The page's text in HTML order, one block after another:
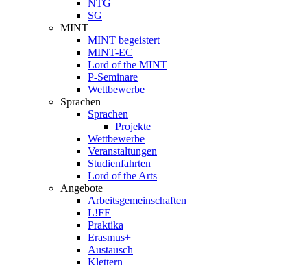
NTG
SG
MINT
MINT begeistert
MINT-EC
Lord of the MINT
P-Seminare
Wettbewerbe
Sprachen
Sprachen
Projekte
Wettbewerbe
Veranstaltungen
Studienfahrten
Lord of the Arts
Angebote
Arbeitsgemeinschaften
L!FE
Praktika
Erasmus+
Austausch
Klettern